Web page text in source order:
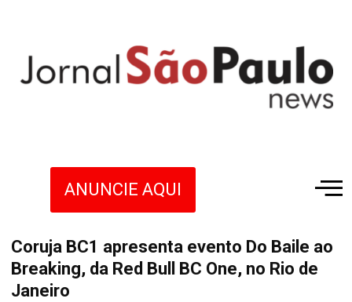
ANUNCIE AQUI
Coruja BC1 apresenta evento Do Baile ao
Breaking, da Red Bull BC One, no Rio de
Janeiro